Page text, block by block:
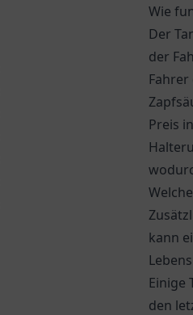
Wie
Der
der
Preis
kann
Einige
den